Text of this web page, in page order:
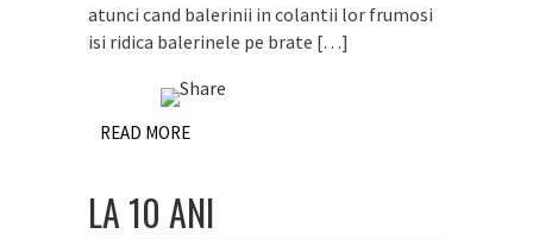
atunci cand balerinii in colantii lor frumosi
isi ridica balerinele pe brate […]
READ MORE
LA 10 ANI